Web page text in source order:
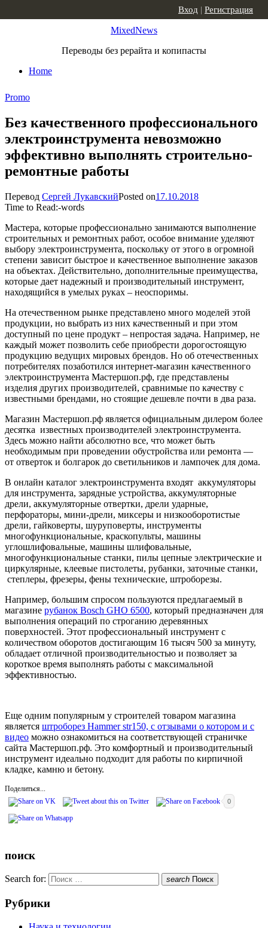
MixedNews
Переводы без рерайта и копипасты
Home
Вход | Регистрация
Promo
Без качественного профессионального
электроинструмента невозможно
эффективно выполнять строительно-
ремонтные работы
Перевод Сергей ЛукавскийPosted on17.10.2018
Time to Read:-words
Мастера, которые профессионально занимаются выполнение
строительных и ремонтных работ, особое внимание уделяют
выбору электроинструмента, поскольку от этого в огромной
степени зависит быстрое и качественное выполнение заказов
на объектах. Действительно, дополнительные преимущества,
которые дает надежный и производительный инструмент,
находящийся в умелых руках – неоспоримы.
На отечественном рынке представлено много моделей этой
продукции, но выбрать из них качественный и при этом
доступный по цене продукт – непростая задача. Например, не
каждый может позволить себе приобрести дорогостоящую
продукцию ведущих мировых брендов. Но об отечественных
потребителях позаботился интернет-магазин качественного
электроинструмента Мастершоп.рф, где представлены
изделия других производителей, сравнимые по качеству с
известными брендами, но стоящие дешевле почти в два раза.
Магазин Мастершоп.рф является официальным дилером более
десятка известных производителей электроинструмента.
Здесь можно найти абсолютно все, что может быть
необходимым при проведении обустройства или ремонта —
от отверток и болгарок до светильников и лампочек для дома.
В онлайн каталог электроинструмента входят аккумуляторы
для инструмента, зарядные устройства, аккумуляторные
дрели, аккумуляторные отвертки, дрели ударные,
перфораторы, мини-дрели, миксеры и низкооборотистые
дрели, гайковерты, шуруповерты, инструменты
многофункциональные, краскопульты, машины
углошлифовальные, машины шлифовальные,
многофункциональные станки, пилы цепные электрические и
циркулярные, клеевые пистолеты, рубанки, заточные станки,
степлеры, фрезеры, фены технические, штроборезы.
Например, большим спросом пользуются предлагаемый в
магазине рубанок Bosch GHO 6500, который предназначен для
выполнения операций по строганию деревянных
поверхностей. Этот профессиональный инструмент с
количеством оборотов достигающим 16 тысяч 500 за минуту,
обладает отличной производительностью и позволяет за
короткое время выполнять работы с максимальной
эффективностью.
Еще одним популярным у строителей товаром магазина
является штроборез Hammer str150, с отзывами о котором и с
видео можно ознакомиться на соответствующей страничке
сайта Мастершоп.рф. Это комфортный и производительный
инструмент идеально подходит для работы по кирпичной
кладке, камню и бетону.
Поделиться...
0
поиск
Search for: search Поиск
Рубрики